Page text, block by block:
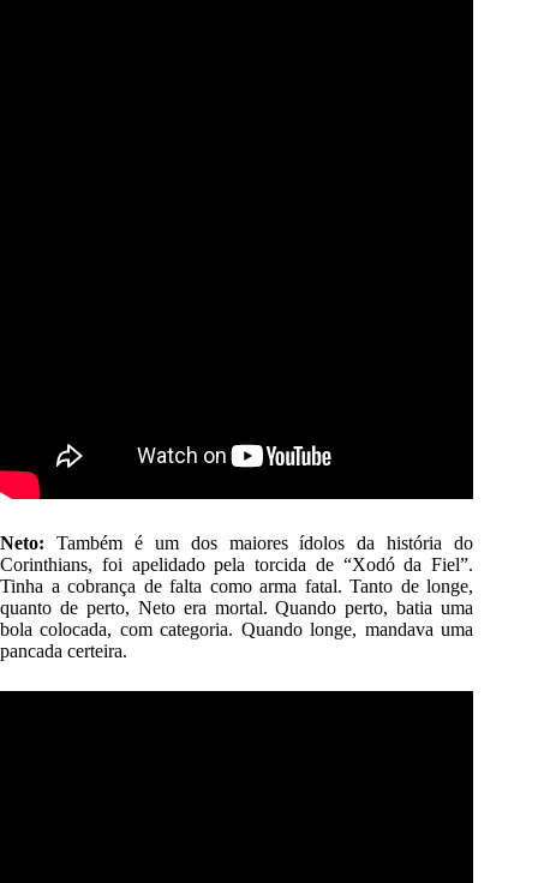
Neto: Também é um dos maiores ídolos da história do
Corinthians, foi apelidado pela torcida de “Xodó da Fiel”.
Tinha a cobrança de falta como arma fatal. Tanto de longe,
quanto de perto, Neto era mortal. Quando perto, batia uma
bola colocada, com categoria. Quando longe, mandava uma
pancada certeira.